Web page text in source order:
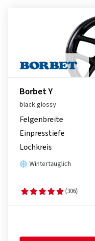
Borbet Y
black glossy
Felgenbreite
Einpresstiefe
Lochkreis
Wintertauglich
(306)